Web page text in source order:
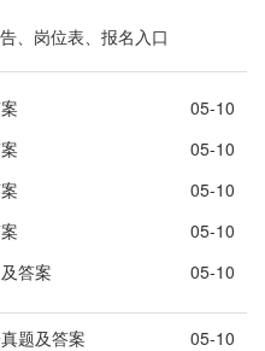
、岗位表、报名入口
05-10
05-10
05-10
05-10
答案
05-10
题及答案
05-10